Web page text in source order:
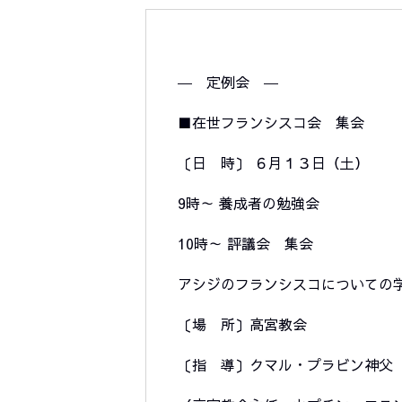
― 定例会 ―
■在世フランシスコ会 集会
〔日 時〕 ６月１３日（土）
9時～ 養成者の勉強会
10時～ 評議会 集会
アシジのフランシスコについて
〔場 所〕高宮教会
〔指 導〕クマル・プラビン神父